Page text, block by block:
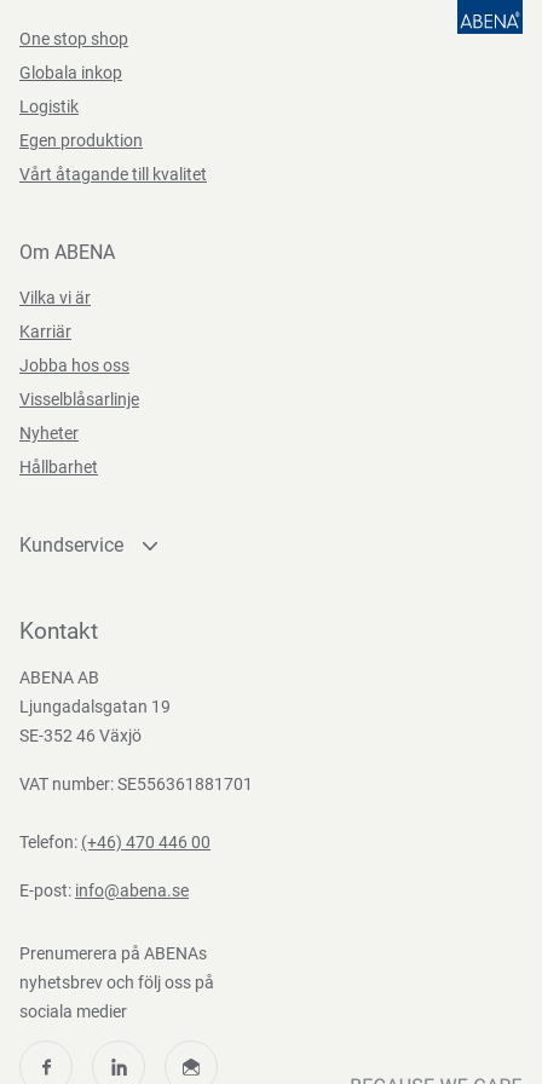
Längd/djup
Vikt, netto
One stop shop
Globala inkop
Logistik
Egen produktion
Vårt åtagande till kvalitet
Om ABENA
Vilka vi är
Karriär
Jobba hos oss
Visselblåsarlinje
Nyheter
Hållbarhet
Kundservice
Bli kund
Nedladdningar
Kontakt
ABENA AB
Ljungadalsgatan 19
SE-352 46 Växjö
VAT number: SE556361881701
Telefon: (+46) 470 446 00
E-post: info@abena.se
Prenumerera på ABENAs
nyhetsbrev och följ oss på
sociala medier